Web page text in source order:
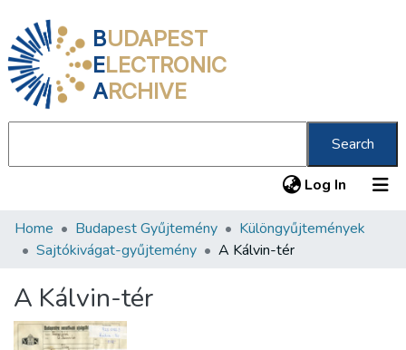
BUDAPEST
ELECTRONIC
ARCHIVE
Search
Log In (current)
Communities & Collections
Statistics
About us
Home Budapest Gyűjtemény
Különgyűjtemények
Sajtókivágat-gyűjtemény
A Kálvin-tér
A Kálvin-tér